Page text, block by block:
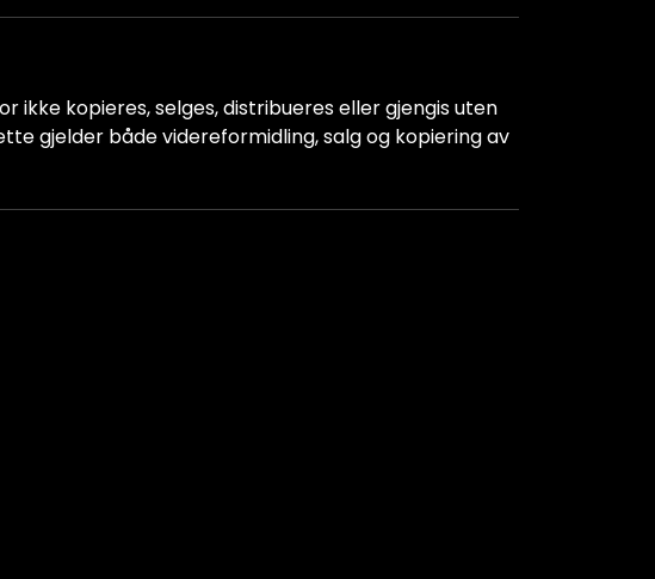
kopieres, selges, distribueres eller gjengis uten
gjelder både videreformidling, salg og kopiering av